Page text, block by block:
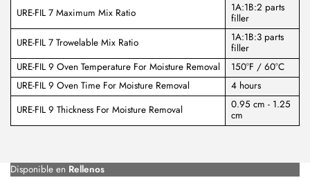
URE-FIL 7 Maximum Mix Ratio
1A:1B:2 parts
filler
URE-FIL 7 Trowelable Mix Ratio
1A:1B:3 parts
filler
URE-FIL 9 Oven Temperature For Moisture Removal
150°F / 60°C
URE-FIL 9 Oven Time For Moisture Removal
4 hours
URE-FIL 9 Thickness For Moisture Removal
0.95 cm - 1.25
cm
Disponible en Rellenos